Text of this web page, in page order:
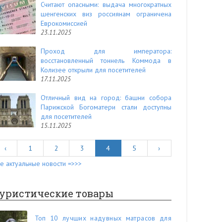
Считают опасными: выдача многократных
шенгенских виз россиянам ограничена
Еврокомиссией
23.11.2025
Проход для императора:
восстановленный тоннель Коммода в
Колизее открыли для посетителей
17.11.2025
Отличный вид на город: башни собора
Парижской Богоматери стали доступны
для посетителей
15.11.2025
‹ 1 2 3 4 5
›
актуальные новости =>>>
товары
Топ 10 лучших надувных матрасов для